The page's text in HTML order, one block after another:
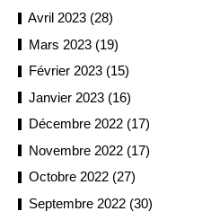
Avril 2023 (28)
Mars 2023 (19)
Février 2023 (15)
Janvier 2023 (16)
Décembre 2022 (17)
Novembre 2022 (17)
Octobre 2022 (27)
Septembre 2022 (30)